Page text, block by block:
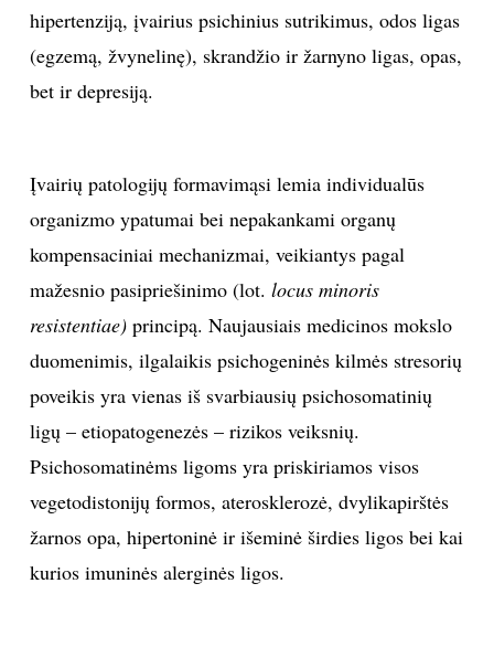
hipertenziją, įvairius psichinius sutrikimus, odos ligas
(egzemą, žvynelinę), skrandžio ir žarnyno ligas, opas,
bet ir depresiją.
Įvairių patologijų formavimąsi lemia individualūs
organizmo ypatumai bei nepakankami organų
kompensaciniai mechanizmai, veikiantys pagal
mažesnio pasipriešinimo (lot. locus minoris
resistentiae) principą. Naujausiais medicinos mokslo
duomenimis, ilgalaikis psichogeninės kilmės stresorių
poveikis yra vienas iš svarbiausių psichosomatinių
ligų – etiopatogenezės – rizikos veiksnių.
Psichosomatinėms ligoms yra priskiriamos visos
vegetodistonijų formos, aterosklerozė, dvylikapirštės
žarnos opa, hipertoninė ir išeminė širdies ligos bei kai
kurios imuninės alerginės ligos.